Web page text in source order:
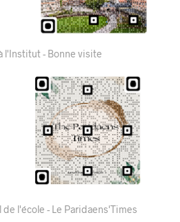
l'Institut - Bonne visite
de l'école - Le Paridaens'Times